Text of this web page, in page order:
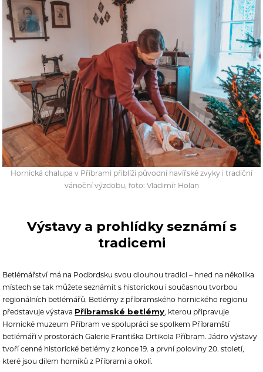
Hornická chalupa v Příbrami přiblíží původní havířské zvyky i tradiční
vánoční výzdobu, foto: Vladimír Holan
Výstavy a prohlídky seznámí s
tradicemi
Betlémářství má na Podbrdsku svou dlouhou tradici – hned na několika
místech se tak můžete seznámit s historickou i současnou tvorbou
regionálních betlémářů. Betlémy z příbramského hornického regionu
představuje výstava Příbramské betlémy, kterou připravuje
Hornické muzeum Příbram ve spolupráci se spolkem Příbramští
betlémáři v prostorách Galerie Františka Drtikola Příbram. Jádro výstavy
tvoří cenné historické betlémy z konce 19. a první poloviny 20. století,
které jsou dílem horníků z Příbrami a okolí.